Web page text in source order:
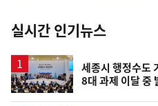
뉴
스
실시간 인기뉴스
세종시 행정수도
8대 과제 이달 중